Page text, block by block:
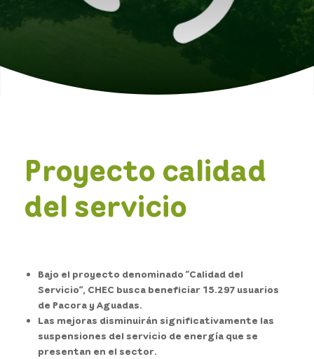
Proyecto calidad
del servicio
Bajo el proyecto denominado “Calidad del
Servicio”, CHEC busca beneficiar 15.297 usuarios
de Pacora y Aguadas.
Las mejoras disminuirán significativamente las
suspensiones del servicio de energía que se
presentan en el sector.